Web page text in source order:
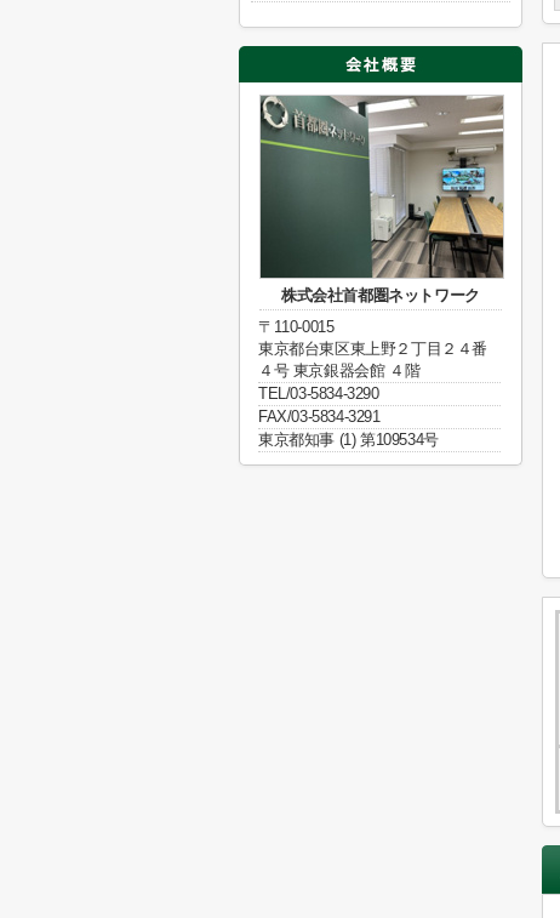
株式会社首都圏ネットワーク
〒110-0015
東京都台東区東上野２丁目２４番
４号 東京銀器会館 ４階
TEL/03-5834-3290
FAX/03-5834-3291
東京都知事 (1) 第109534号